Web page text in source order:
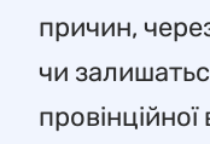
причин,
чи